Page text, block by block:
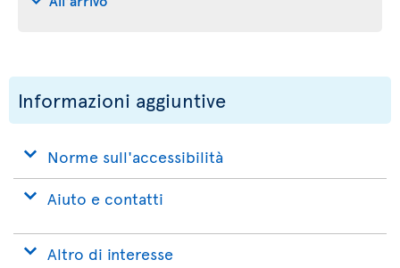
Informazioni aggiuntive
Norme sull'accessibilità
Aiuto e contatti
Altro di interesse